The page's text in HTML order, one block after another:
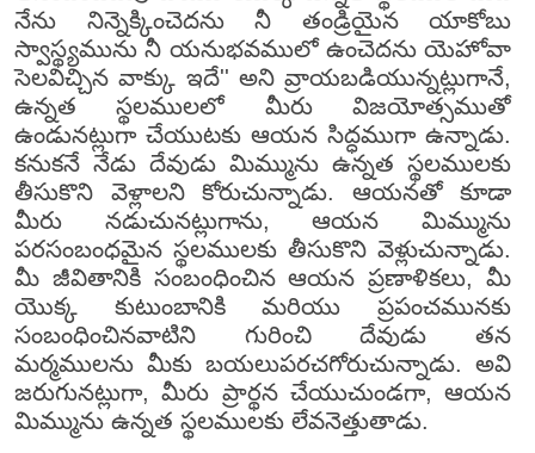
నేను నిన్నెక్కించెదను నీ తండ్రియైన యాకోబు
స్వాస్థ్యమును నీ యనుభవములో ఉంచెదను యెహోవా
సెలవిచ్చిన వాక్కు ఇదే'' అని వ్రాయబడియున్నట్లుగానే,
ఉన్నత స్థలములలో మీరు విజయోత్సముతో
ఉండునట్లుగా చేయుటకు ఆయన సిద్ధముగా ఉన్నాడు.
కనుకనే నేడు దేవుడు మిమ్మును ఉన్నత స్థలములకు
తీసుకొని వెళ్లాలని కోరుచున్నాడు. ఆయనతో కూడా
మీరు నడుచునట్లుగాను, ఆయన మిమ్మును
పరసంబంధమైన స్థలములకు తీసుకొని వెళ్లుచున్నాడు.
మీ జీవితానికి సంబంధించిన ఆయన ప్రణాళికలు, మీ
యొక్క కుటుంబానికి మరియు ప్రపంచమునకు
సంబంధించినవాటిని గురించి దేవుడు తన
మర్మములను మీకు బయలుపరచగోరుచున్నాడు. అవి
జరుగునట్లుగా, మీరు ప్రార్థన చేయుచుండగా, ఆయన
మిమ్మును ఉన్నత స్థలములకు లేవనెత్తుతాడు.